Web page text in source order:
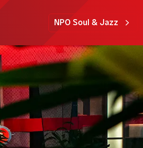
NPO Soul & Jazz